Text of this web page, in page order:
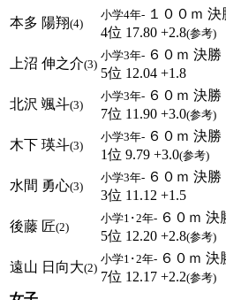
本多 陽翔(4)
小学4年- １００ｍ 決
4位 17.80 +2.8(参考)
上沼 伸之介(3)
小学3年- ６０ｍ 決勝
5位 12.04 +1.8
北沢 颯斗(3)
小学3年- ６０ｍ 決勝
7位 11.90 +3.0(参考)
木下 瑛斗(3)
小学3年- ６０ｍ 決勝
1位 9.79 +3.0(参考)
水間 勇心(3)
小学3年- ６０ｍ 決勝
3位 11.12 +1.5
後藤 匠(2)
小学1･2年- ６０ｍ 決
5位 12.20 +2.8(参考)
遠山 日向大(2)
小学1･2年- ６０ｍ 決
7位 12.17 +2.2(参考)